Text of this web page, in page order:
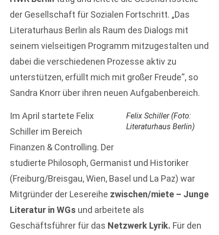
der Gesellschaft für Sozialen Fortschritt. „Das
Literaturhaus Berlin als Raum des Dialogs mit
seinem vielseitigen Programm mitzugestalten und
dabei die verschiedenen Prozesse aktiv zu
unterstützen, erfüllt mich mit großer Freude“, so
Sandra Knorr über ihren neuen Aufgabenbereich.
Felix Schiller (Foto:
Literaturhaus Berlin)
Im April startete Felix
Schiller im Bereich
Finanzen & Controlling. Der
studierte Philosoph, Germanist und Historiker
(Freiburg/Breisgau, Wien, Basel und La Paz) war
Mitgründer der Lesereihe zwischen/miete – Junge
Literatur in WGs und arbeitete als
Geschäftsführer für das Netzwerk Lyrik. Für den